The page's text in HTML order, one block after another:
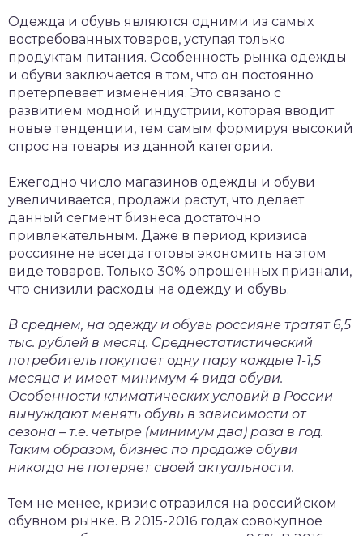
Одежда и обувь являются одними из самых
востребованных товаров, уступая только
продуктам питания. Особенность рынка одежды
и обуви заключается в том, что он постоянно
претерпевает изменения. Это связано с
развитием модной индустрии, которая вводит
новые тенденции, тем самым формируя высокий
спрос на товары из данной категории.
Ежегодно число магазинов одежды и обуви
увеличивается, продажи растут, что делает
данный сегмент бизнеса достаточно
привлекательным. Даже в период кризиса
россияне не всегда готовы экономить на этом
виде товаров. Только 30% опрошенных признали,
что снизили расходы на одежду и обувь.
В среднем, на одежду и обувь россияне тратят 6,5
тыс. рублей в месяц. Среднестатистический
потребитель покупает одну пару каждые 1-1,5
месяца и имеет минимум 4 вида обуви.
Особенности климатических условий в России
вынуждают менять обувь в зависимости от
сезона – т.е. четыре (минимум два) раза в год.
Таким образом, бизнес по продаже обуви
никогда не потеряет своей актуальности.
Тем не менее, кризис отразился на российском
обувном рынке. В 2015-2016 годах совокупное